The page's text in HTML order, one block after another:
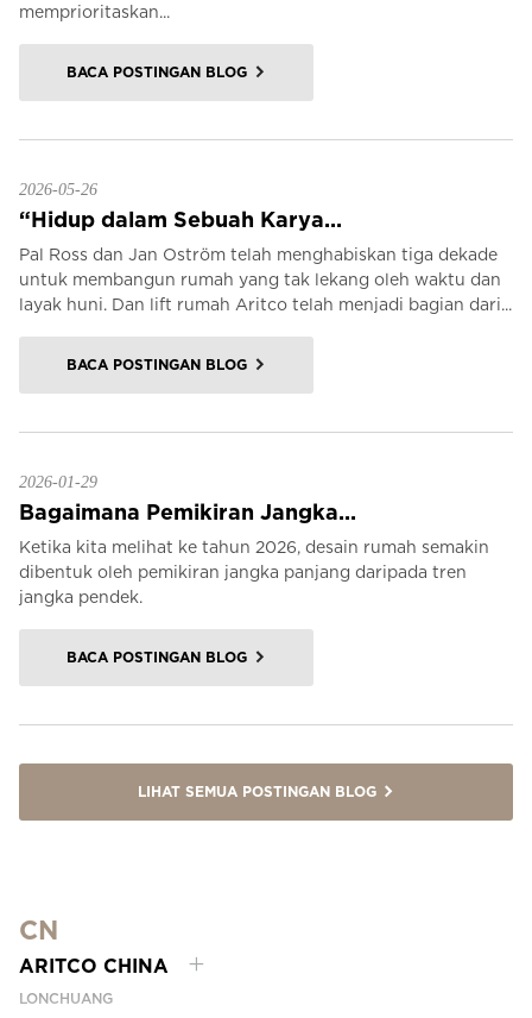
memprioritaskan...
BACA POSTINGAN BLOG
2026-05-26
“Hidup dalam Sebuah Karya...
Pal Ross dan Jan Oström telah menghabiskan tiga dekade
untuk membangun rumah yang tak lekang oleh waktu dan
layak huni. Dan lift rumah Aritco telah menjadi bagian dari...
BACA POSTINGAN BLOG
2026-01-29
Bagaimana Pemikiran Jangka...
Ketika kita melihat ke tahun 2026, desain rumah semakin
dibentuk oleh pemikiran jangka panjang daripada tren
jangka pendek.
BACA POSTINGAN BLOG
LIHAT SEMUA POSTINGAN BLOG
CN
ARITCO CHINA
LONCHUANG